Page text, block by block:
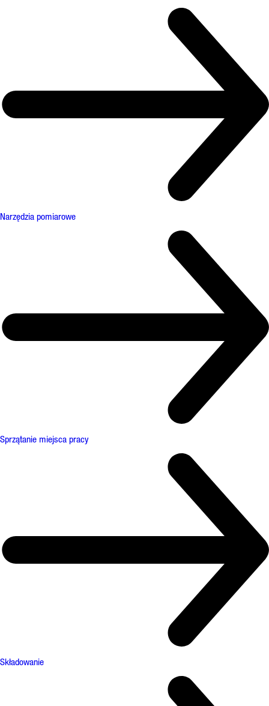
Narzędzia pomiarowe
Sprzątanie miejsca pracy
Składowanie